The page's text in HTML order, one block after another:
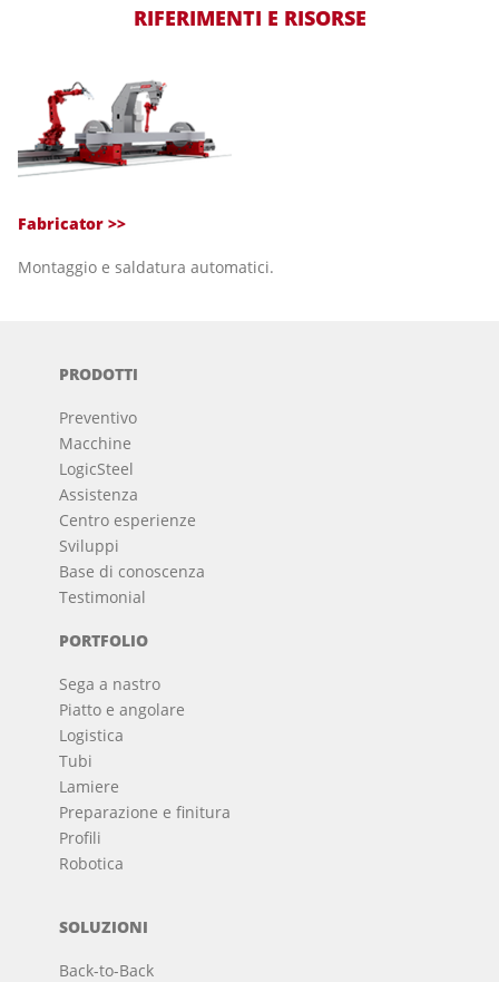
RIFERIMENTI E RISORSE
Fabricator >>
Montaggio e saldatura automatici.
PRODOTTI
Preventivo
Macchine
LogicSteel
Assistenza
Centro esperienze
Sviluppi
Base di conoscenza
Testimonial
PORTFOLIO
Sega a nastro
Piatto e angolare
Logistica
Tubi
Lamiere
Preparazione e finitura
Profili
Robotica
SOLUZIONI
Back-to-Back